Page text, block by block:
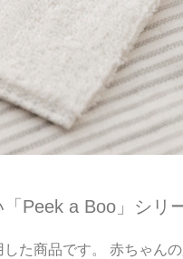
Peek a Boo」シリ
た商品です。 赤ちゃん